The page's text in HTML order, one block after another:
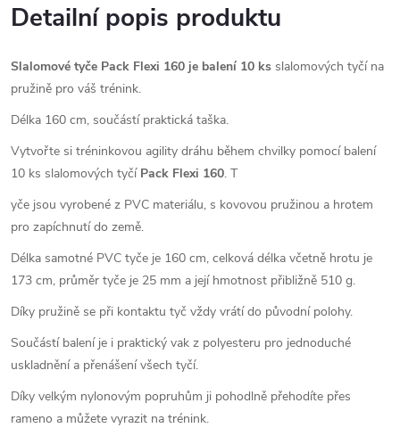
Detailní popis produktu
Slalomové tyče Pack Flexi 160 je balení 10 ks slalomových tyčí na
pružině pro váš trénink.
Délka 160 cm, součástí praktická taška.
Vytvořte si tréninkovou agility dráhu během chvilky pomocí balení
10 ks slalomových tyčí Pack Flexi 160. T
yče jsou vyrobené z PVC materiálu, s kovovou pružinou a hrotem
pro zapíchnutí do země.
Délka samotné PVC tyče je 160 cm, celková délka včetně hrotu je
173 cm, průměr tyče je 25 mm a její hmotnost přibližně 510 g.
Díky pružině se při kontaktu tyč vždy vrátí do původní polohy.
Součástí balení je i praktický vak z polyesteru pro jednoduché
uskladnění a přenášení všech tyčí.
Díky velkým nylonovým popruhům ji pohodlně přehodíte přes
rameno a můžete vyrazit na trénink.